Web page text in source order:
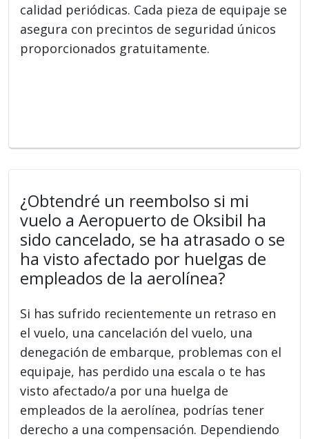
calidad periódicas. Cada pieza de equipaje se
asegura con precintos de seguridad únicos
proporcionados gratuitamente.
¿Obtendré un reembolso si mi
vuelo a Aeropuerto de Oksibil ha
sido cancelado, se ha atrasado o se
ha visto afectado por huelgas de
empleados de la aerolínea?
Si has sufrido recientemente un retraso en
el vuelo, una cancelación del vuelo, una
denegación de embarque, problemas con el
equipaje, has perdido una escala o te has
visto afectado/a por una huelga de
empleados de la aerolínea, podrías tener
derecho a una compensación. Dependiendo